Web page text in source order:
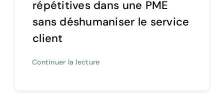
répétitives dans une PME
sans déshumaniser le service
client
Continuer la lecture